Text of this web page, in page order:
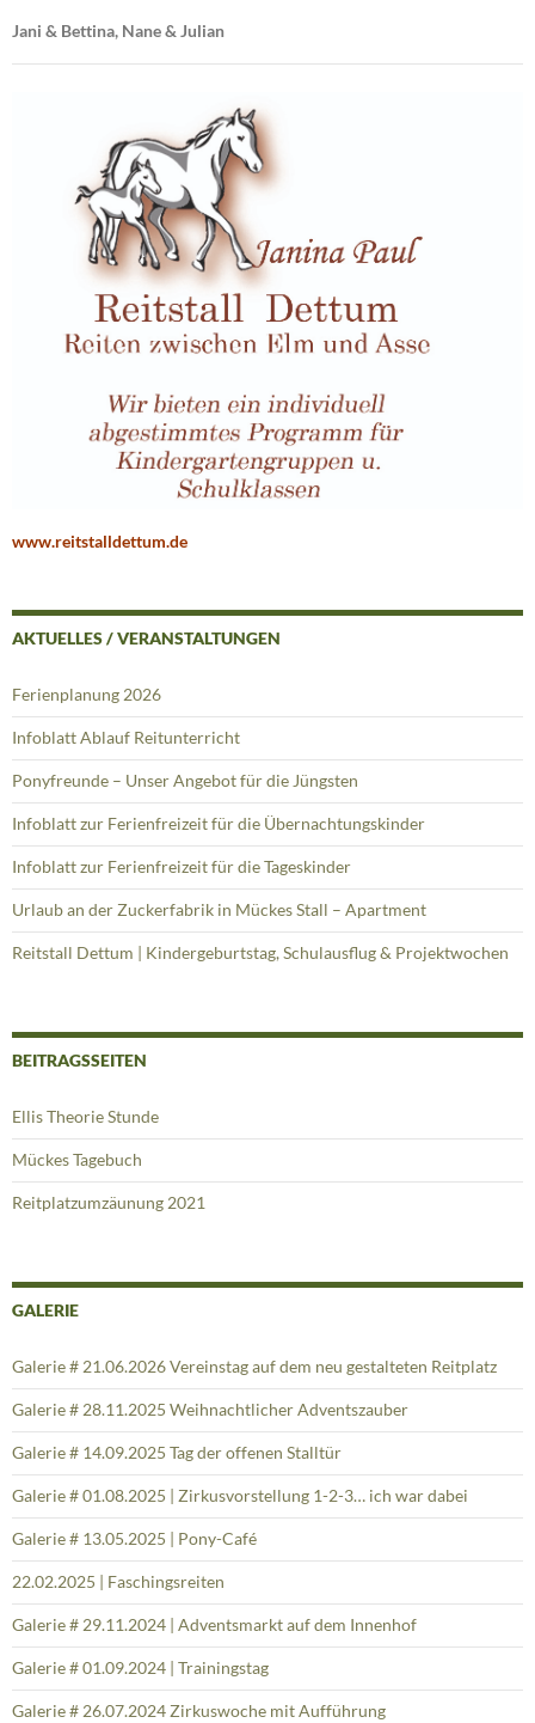
Jani & Bettina, Nane & Julian
www.reitstalldettum.de
AKTUELLES / VERANSTALTUNGEN
Ferienplanung 2026
Infoblatt Ablauf Reitunterricht
Ponyfreunde – Unser Angebot für die Jüngsten
Infoblatt zur Ferienfreizeit für die Übernachtungskinder
Infoblatt zur Ferienfreizeit für die Tageskinder
Urlaub an der Zuckerfabrik in Mückes Stall – Apartment
Reitstall Dettum | Kindergeburtstag, Schulausflug & Projektwochen
BEITRAGSSEITEN
Ellis Theorie Stunde
Mückes Tagebuch
Reitplatzumzäunung 2021
GALERIE
Galerie # 21.06.2026 Vereinstag auf dem neu gestalteten Reitplatz
Galerie # 28.11.2025 Weihnachtlicher Adventszauber
Galerie # 14.09.2025 Tag der offenen Stalltür
Galerie # 01.08.2025 | Zirkusvorstellung 1-2-3… ich war dabei
Galerie # 13.05.2025 | Pony-Café
22.02.2025 | Faschingsreiten
Galerie # 29.11.2024 | Adventsmarkt auf dem Innenhof
Galerie # 01.09.2024 | Trainingstag
Galerie # 26.07.2024 Zirkuswoche mit Aufführung